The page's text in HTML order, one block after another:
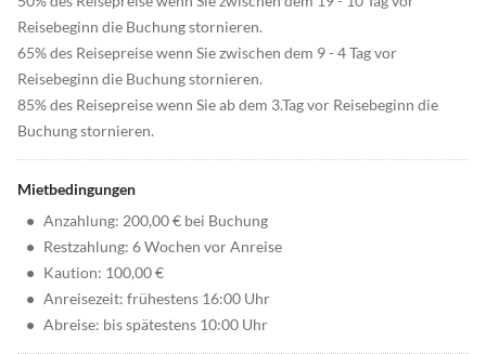
Reisebeginn die Buchung stornieren.
65% des Reisepreise wenn Sie zwischen dem 9 - 4 Tag vor
Reisebeginn die Buchung stornieren.
85% des Reisepreise wenn Sie ab dem 3.Tag vor Reisebeginn die
Buchung stornieren.
Mietbedingungen
• Anzahlung: 200,00 € bei Buchung
• Restzahlung: 6 Wochen vor Anreise
• Kaution: 100,00 €
• Anreisezeit: frühestens 16:00 Uhr
• Abreise: bis spätestens 10:00 Uhr